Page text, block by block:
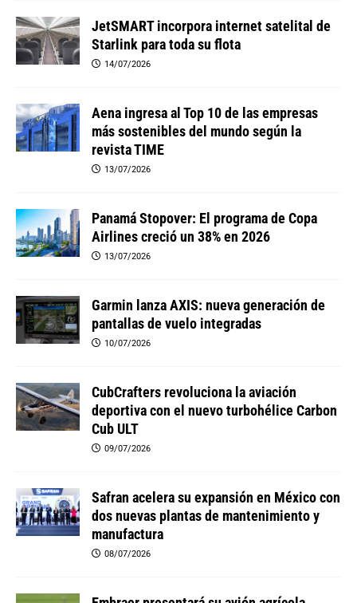
JetSMART incorpora internet satelital de
Starlink para toda su flota
14/07/2026
Aena ingresa al Top 10 de las empresas
más sostenibles del mundo según la
revista TIME
13/07/2026
Panamá Stopover: El programa de Copa
Airlines creció un 38% en 2026
13/07/2026
Garmin lanza AXIS: nueva generación de
pantallas de vuelo integradas
10/07/2026
CubCrafters revoluciona la aviación
deportiva con el nuevo turbohélice Carbon
Cub ULT
09/07/2026
Safran acelera su expansión en México con
dos nuevas plantas de mantenimiento y
manufactura
08/07/2026